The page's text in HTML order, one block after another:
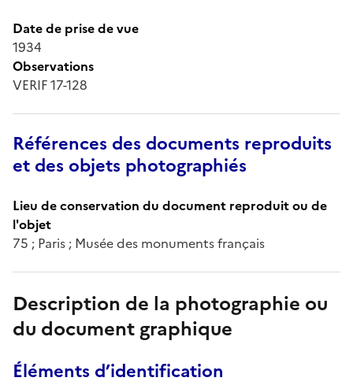
Date de prise de vue
1934
Observations
VERIF 17-128
Références des documents reproduits
et des objets photographiés
Lieu de conservation du document reproduit ou de
l'objet
75 ; Paris ; Musée des monuments français
Description de la photographie ou
du document graphique
Éléments d’identification